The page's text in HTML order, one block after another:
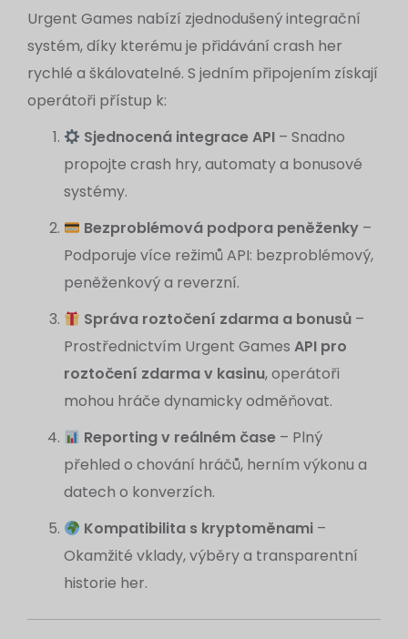
Urgent Games nabízí zjednodušený integrační
systém, díky kterému je přidávání crash her
rychlé a škálovatelné. S jedním připojením získají
operátoři přístup k:
Sjednocená integrace API – Snadno
propojte crash hry, automaty a bonusové
systémy.
Bezproblémová podpora peněženky –
Podporuje více režimů API: bezproblémový,
peněženkový a reverzní.
Správa roztočení zdarma a bonusů –
Prostřednictvím Urgent Games API pro
roztočení zdarma v kasinu, operátoři
mohou hráče dynamicky odměňovat.
Reporting v reálném čase – Plný
přehled o chování hráčů, herním výkonu a
datech o konverzích.
Kompatibilita s kryptoměnami –
Okamžité vklady, výběry a transparentní
historie her.